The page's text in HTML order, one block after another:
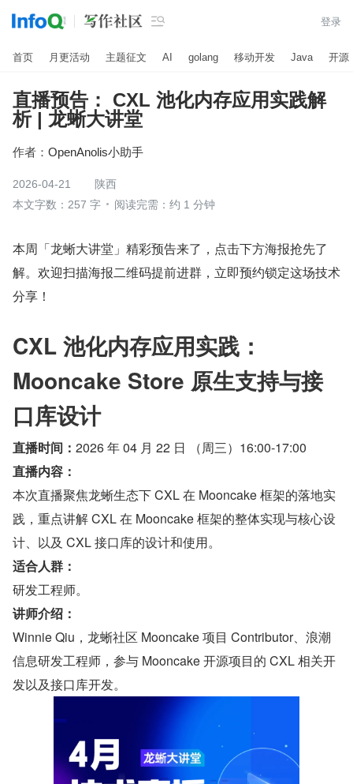
 登录
首页 月更活动 主题征文 AI golang 移动开发 Java 开源
直播预告： CXL 池化内存应用实践解
析 | 龙蜥大讲堂
作者： OpenAnolis小助手
2026-04-21
陕西
本文字数：257 字
阅读完需：约 1 分钟
本周「龙蜥大讲堂」精彩预告来了，点击下方海报抢先了
解。欢迎扫描海报二维码提前进群，立即预约锁定这场技术
分享！
CXL 池化内存应用实践：
Mooncake Store 原生支持与接
口库设计
直播时间： 2026 年 04 月 22 日 （周三）16:00-17:00
直播内容：
本次直播聚焦龙蜥生态下 CXL 在 Mooncake 框架的落地实
践，重点讲解 CXL 在 Mooncake 框架的整体实现与核心设
计、以及 CXL 接口库的设计和使用。
适合人群：
研发工程师。
讲师介绍：
Winnie Qiu，龙蜥社区 Mooncake 项目 Contributor、浪潮
信息研发工程师，参与 Mooncake 开源项目的 CXL 相关开
发以及接口库开发。